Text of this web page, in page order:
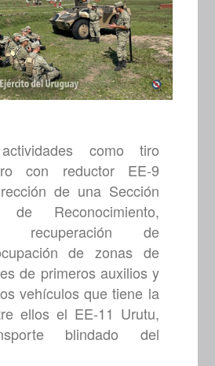
como tiro
con reductor EE-9
de una Sección
de Reconocimiento,
recuperación de
de zonas de
de primeros auxilios y
vehículos que tiene la
ellos el EE-11 Urutu,
blindado del